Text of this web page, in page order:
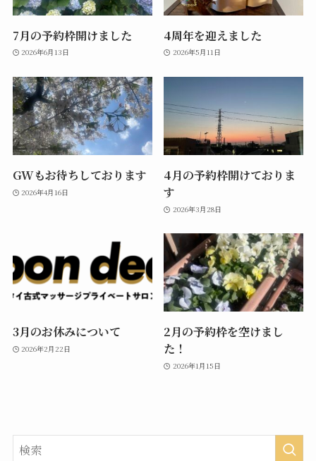
7月の予約枠開けました
2026年6月13日
4周年を迎えました
2026年5月11日
GWもお待ちしております
2026年4月16日
4月の予約枠開けておりま
す
2026年3月28日
3月のお休みについて
2026年2月22日
2月の予約枠を空けまし
た！
2026年1月15日